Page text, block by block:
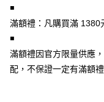
悠遊付
AFTEE先享後付
相關說明
【關於「AFTEE先享後付」
◾
滿額禮：凡購買滿 1380
◾
滿額禮因官方限量供應
配，不保證一定有滿額